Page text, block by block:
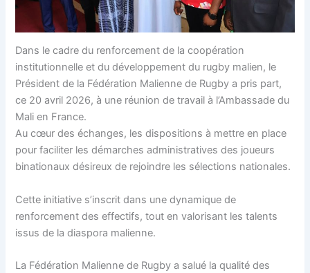
Dans le cadre du renforcement de la coopération
institutionnelle et du développement du rugby malien, le
Président de la Fédération Malienne de Rugby a pris part,
ce 20 avril 2026, à une réunion de travail à l’Ambassade du
Mali en France.
Au cœur des échanges, les dispositions à mettre en place
pour faciliter les démarches administratives des joueurs
binationaux désireux de rejoindre les sélections nationales.
Cette initiative s’inscrit dans une dynamique de
renforcement des effectifs, tout en valorisant les talents
issus de la diaspora malienne.
La Fédération Malienne de Rugby a salué la qualité des